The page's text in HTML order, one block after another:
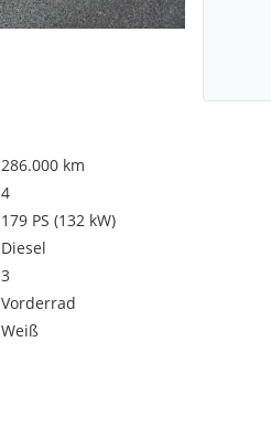
286.000 km
4
179 PS (132 kW)
Diesel
3
Vorderrad
Weiß